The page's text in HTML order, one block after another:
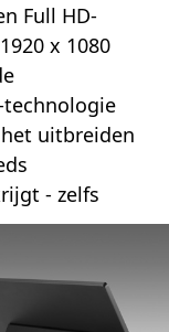
Full HD-
x 1080
technologie
uitbreiden
- zelfs